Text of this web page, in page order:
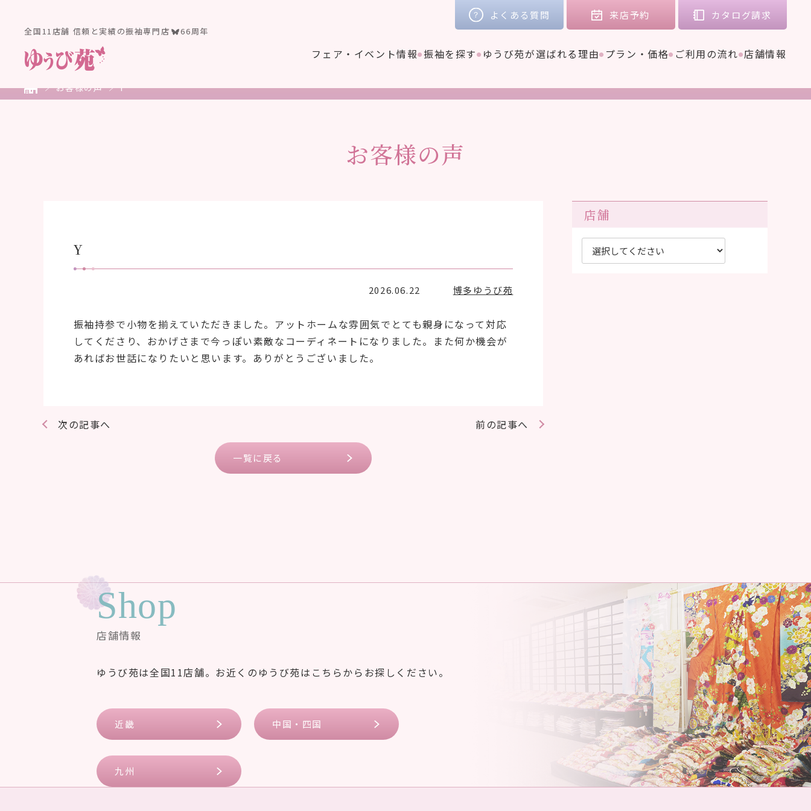
全国11店舗 信頼と実績の振袖専門店 66周年
フェア・イベント情報 振袖を探す ゆうび苑が選ばれる理由 プラン・価格 ご利用の流れ 店舗情報
よくある質問 来店予約 カタログ請求
お客様の声 Y
お客様の声
Y
2026.06.22 博多ゆうび苑
振袖持参で小物を揃えていただきました。アットホームな雰囲気でとても親身になって対応
してくださり、おかげさまで今っぽい素敵なコーディネートになりました。また何か機会が
あればお世話になりたいと思います。ありがとうございました。
前の記事へ
次の記事へ
一覧に戻る
店舗
Shop
店舗情報
ゆうび苑は全国11店舗。お近くのゆうび苑はこちらからお探しください。
近畿 中国・四国
九州